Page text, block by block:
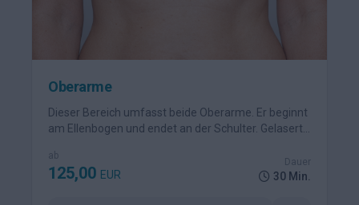
Oberarme
Dieser Bereich umfasst beide Oberarme. Er beginnt
am Ellenbogen und endet an der Schulter. Gelasert
auf dem die Haare sichtbar wachsen.
ab
125,00 EUR
Dauer
30 Min.